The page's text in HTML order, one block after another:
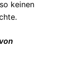
keinen